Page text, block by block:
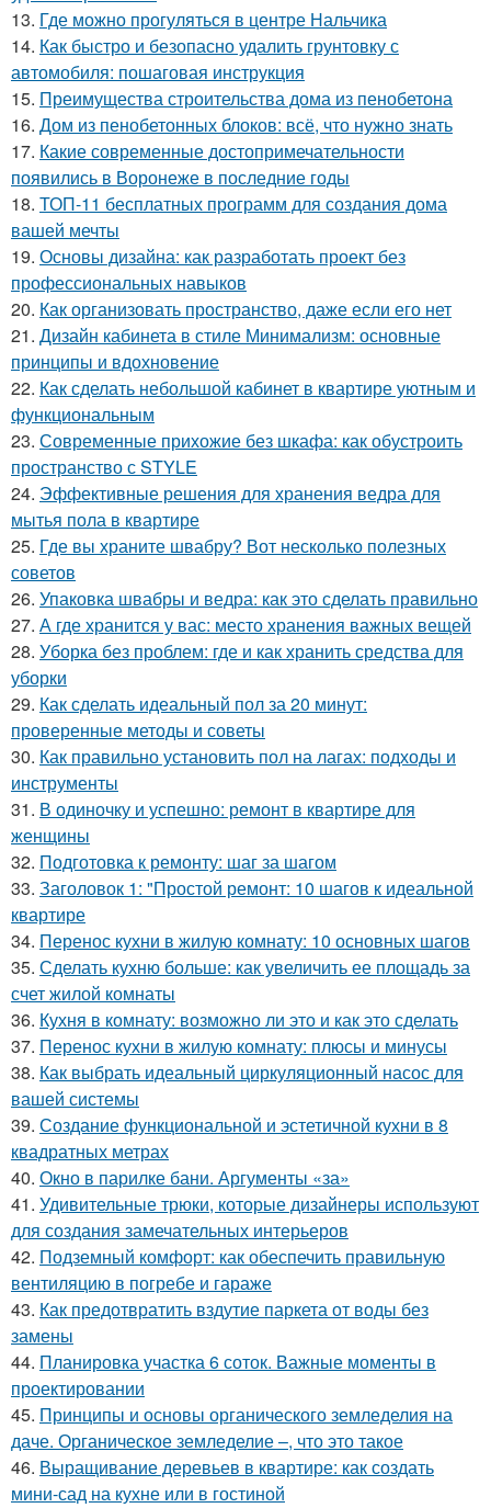
13. Где можно прогуляться в центре Нальчика
14. Как быстро и безопасно удалить грунтовку с
автомобиля: пошаговая инструкция
15. Преимущества строительства дома из пенобетона
16. Дом из пенобетонных блоков: всё, что нужно знать
17. Какие современные достопримечательности
появились в Воронеже в последние годы
18. ТОП-11 бесплатных программ для создания дома
вашей мечты
19. Основы дизайна: как разработать проект без
профессиональных навыков
20. Как организовать пространство, даже если его нет
21. Дизайн кабинета в стиле Минимализм: основные
принципы и вдохновение
22. Как сделать небольшой кабинет в квартире уютным и
функциональным
23. Современные прихожие без шкафа: как обустроить
пространство с STYLE
24. Эффективные решения для хранения ведра для
мытья пола в квартире
25. Где вы храните швабру? Вот несколько полезных
советов
26. Упаковка швабры и ведра: как это сделать правильно
27. А где хранится у вас: место хранения важных вещей
28. Уборка без проблем: где и как хранить средства для
уборки
29. Как сделать идеальный пол за 20 минут:
проверенные методы и советы
30. Как правильно установить пол на лагах: подходы и
инструменты
31. В одиночку и успешно: ремонт в квартире для
женщины
32. Подготовка к ремонту: шаг за шагом
33. Заголовок 1: "Простой ремонт: 10 шагов к идеальной
квартире
34. Перенос кухни в жилую комнату: 10 основных шагов
35. Сделать кухню больше: как увеличить ее площадь за
счет жилой комнаты
36. Кухня в комнату: возможно ли это и как это сделать
37. Перенос кухни в жилую комнату: плюсы и минусы
38. Как выбрать идеальный циркуляционный насос для
вашей системы
39. Создание функциональной и эстетичной кухни в 8
квадратных метрах
40. Окно в парилке бани. Аргументы «за»
41. Удивительные трюки, которые дизайнеры используют
для создания замечательных интерьеров
42. Подземный комфорт: как обеспечить правильную
вентиляцию в погребе и гараже
43. Как предотвратить вздутие паркета от воды без
замены
44. Планировка участка 6 соток. Важные моменты в
проектировании
45. Принципы и основы органического земледелия на
даче. Органическое земледелие –, что это такое
46. Выращивание деревьев в квартире: как создать
мини-сад на кухне или в гостиной